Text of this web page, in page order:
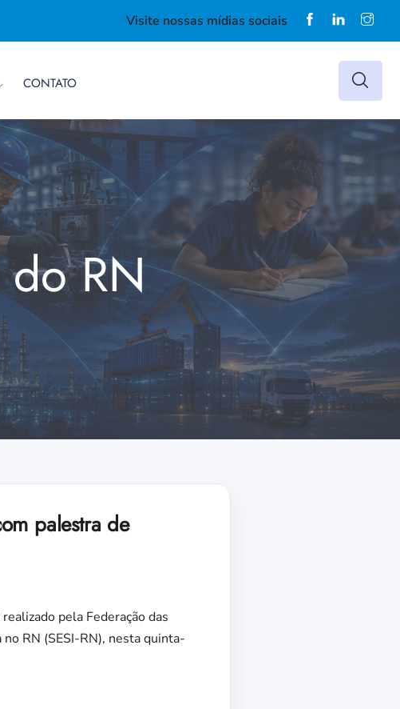
Visite nossas mídias sociais
CONTATO
RN
palestra de
pela Federação das
RN (SESI-RN), nesta quinta-